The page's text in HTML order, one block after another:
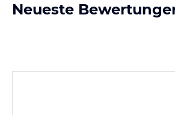
Neueste